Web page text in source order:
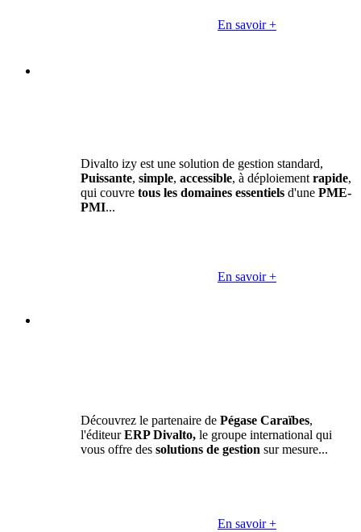
En savoir +
Divalto izy est une solution de gestion standard,
Puissante, simple, accessible, à déploiement rapide,
qui couvre tous les domaines essentiels d'une PME-
PMI...
En savoir +
Découvrez le partenaire de Pégase Caraïbes,
l'éditeurERP Divalto, le groupe international qui
vous offre des solutions de gestion sur mesure...
En savoir +